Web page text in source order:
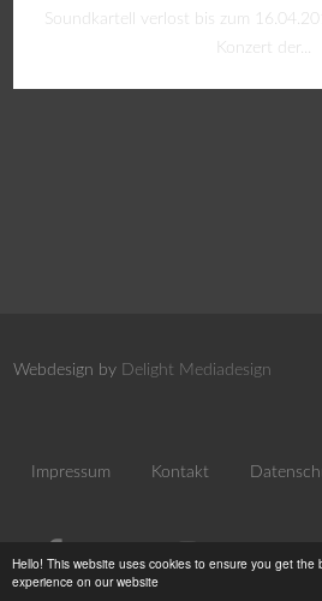
Hello! This website uses cookies to ensure you get the
experience on our website
Soundkartell verlost bis zum
Konzert der...
Webdesign by Delight Mediadesign
Impressum Kontakt